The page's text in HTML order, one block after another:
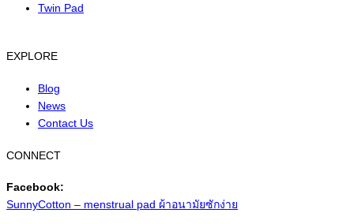
Twin Pad
EXPLORE
Blog
News
Contact Us
CONNECT
Facebook:
SunnyCotton – menstrual pad ผ้าอนามัยซักง่าย